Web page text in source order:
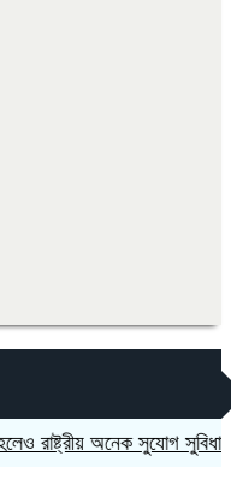
রাষ্ট্রীয় অনেক সুযোগ সুবিধা